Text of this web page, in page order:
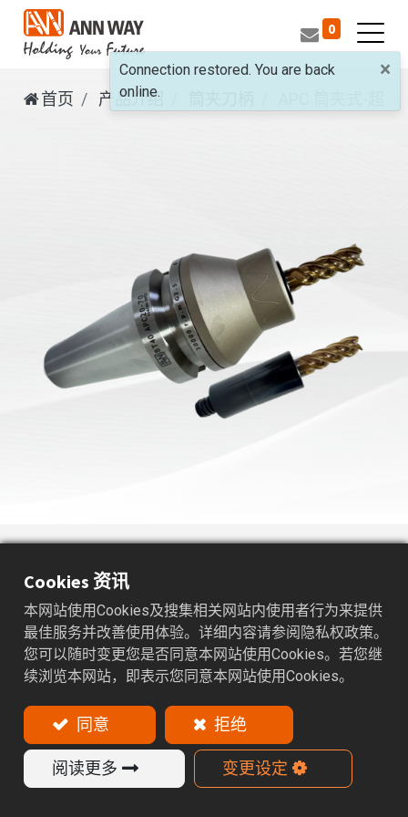
0
首页 产品介绍
APC
适用范围：鑽头、铰刀、粗加工和硬质合金精加工之刀
具。
特色
轮结构设计，简单快速拆卸刀具。阻尼减震结构可有
效降低加工时的震动并提升稳定性。APC刀杆为中心
出水设计、搭配APC-CL筒夹可达到刀具出水效果。
APC刀杆系列出厂标准达 30,000 r.p.m G2.5 的动平
Cookies 资讯
本网站使用Cookies及搜集相关网站内使用者行为来提供
最佳服务并改善使用体验。详细内容请参阅隐私权政策。
您可以随时变更您是否同意本网站使用Cookies。若您继
续浏览本网站，即表示您同意本网站使用Cookies。
同意 拒绝
阅读更多 变更设定
×
Connection restored. You are back
online.